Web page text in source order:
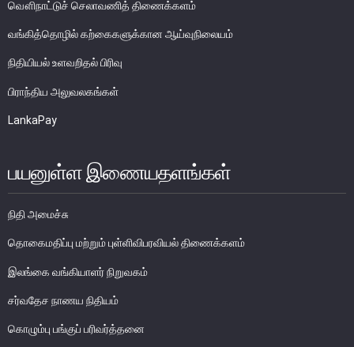
நாணயக் கொள்கை அறிக்கை
ஆண்டிற்கான பொருளாதார மீளாய்வு
நிதியியல் அறிக்கைகளும் தொழிற்பாடுகளும்
ஆண்டறிக்கை
நிதியியல் உறுதித்தன்மை தொடர்பான மீளாய்வு
நிதியியல் ஆற்றல்த்தன்மை குறிகாட்டிகள்
சந்தைத் தொழிற்பாடுகள் அறிக்கை
வௌிநாட்டுச் செலாவணித் திணைக்களம்
வங்கித்தொழில் கற்கைகளுக்கான ஆய்வுநிலையம்
நிதியியல் உளவறிதல் பிரிவு
பிராந்திய அலுவலகங்கள்
LankaPay
பயனுள்ள இணையதளங்கள்
நிதி அமைச்சு
தொகைமதிப்பு மற்றும் புள்ளிவிபரவியல் திணைக்களம்
இலங்கை வங்கியாளர் நிறுவகம்
சர்வதேச நாணய நிதியம்
கொழும்பு பங்குப் பரிவர்த்தனை